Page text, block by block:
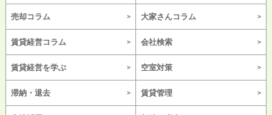
売却コラム 大家さんコラム
賃貸経営コラム 会社検索
賃貸経営を学ぶ 空室対策
滞納・退去 賃貸管理